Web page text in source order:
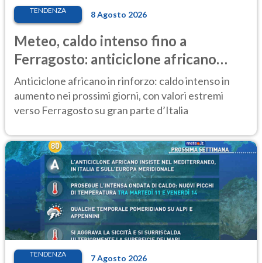
TENDENZA 8 Agosto 2026
Meteo, caldo intenso fino a
Ferragosto: anticiclone africano
ancora protagonista
Anticiclone africano in rinforzo: caldo intenso in
aumento nei prossimi giorni, con valori estremi
verso Ferragosto su gran parte d’Italia
TENDENZA 7 Agosto 2026